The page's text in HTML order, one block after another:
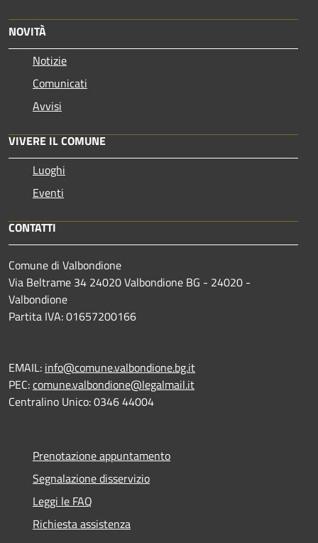
NOVITÀ
Notizie
Comunicati
Avvisi
VIVERE IL COMUNE
Luoghi
Eventi
CONTATTI
Comune di Valbondione
Via Beltrame 34 24020 Valbondione BG - 24020 -
Valbondione
Partita IVA: 01657200166
EMAIL: info@comune.valbondione.bg.it
PEC:comune.valbondione@legalmail.it
Centralino Unico: 0346 44004
Prenotazione appuntamento
Segnalazione disservizio
Leggi le FAQ
Richiesta assistenza